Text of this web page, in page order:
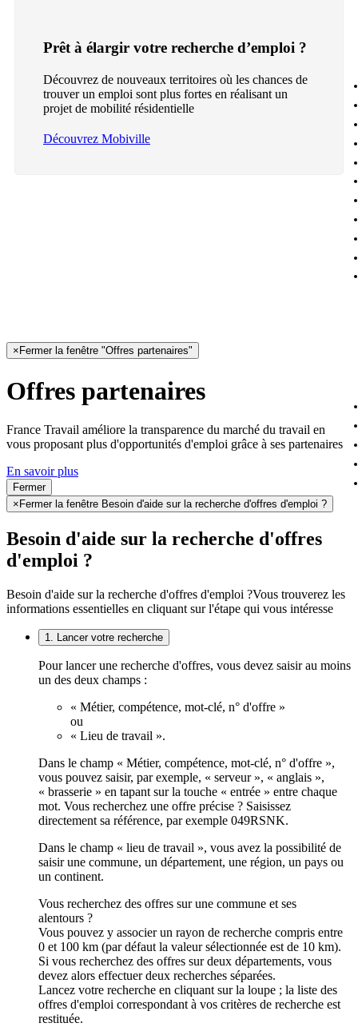
Prêt à élargir votre recherche d’emploi ?
Découvrez de nouveaux territoires où les chances de
trouver un emploi sont plus fortes en réalisant un
projet de mobilité résidentielle
Découvrez Mobiville
× Fermer la fenêtre "Offres partenaires"
Offres partenaires
France Travail améliore la transparence du marché du travail en
vous proposant plus d'opportunités d'emploi grâce à ses partenaires
En savoir plus
Fermer
× Fermer la fenêtre Besoin d'aide sur la recherche d'offres d'emploi ?
Besoin d'aide sur la recherche d'offres
d'emploi ?
Besoin d'aide sur la recherche d'offres d'emploi ?Vous trouverez les
informations essentielles en cliquant sur l'étape qui vous intéresse
1. Lancer votre recherche
Pour lancer une recherche d'offres, vous devez saisir au moins
un des deux champs :
« Métier, compétence, mot-clé, n° d'offre »
ou
« Lieu de travail ».
Dans le champ « Métier, compétence, mot-clé, n° d'offre »,
vous pouvez saisir, par exemple, « serveur », « anglais »,
« brasserie » en tapant sur la touche « entrée » entre chaque
mot. Vous recherchez une offre précise ? Saisissez
directement sa référence, par exemple 049RSNK.
Dans le champ « lieu de travail », vous avez la possibilité de
saisir une commune, un département, une région, un pays ou
un continent.
Vous recherchez des offres sur une commune et ses
alentours ?
Vous pouvez y associer un rayon de recherche compris entre
0 et 100 km (par défaut la valeur sélectionnée est de 10 km).
Si vous recherchez des offres sur deux départements, vous
devez alors effectuer deux recherches séparées.
Lancez votre recherche en cliquant sur la loupe ; la liste des
offres d'emploi correspondant à vos critères de recherche est
restituée.